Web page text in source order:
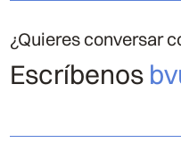
¿Quieres conversar
Escríbenos